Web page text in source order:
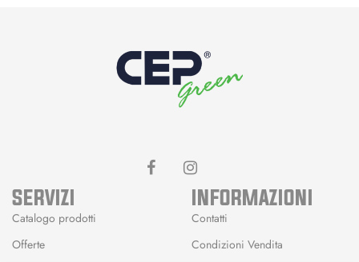
SERVIZI
Catalogo prodotti
Offerte
INFORMAZIONI
Contatti
Condizioni Vendita